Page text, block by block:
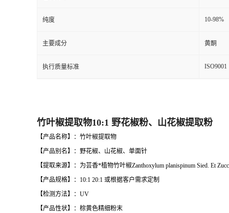
纯度 10-98%
主要成分 黄酮
执行质量标准 ISO9001
竹叶椒提取物10:1 野花椒粉、山花椒提取粉
【产品名称】：竹叶椒提取物
【产品别名】：野花椒、山花椒、单面针
【提取来源】：为芸香*植物竹叶椒Zanthoxylum planispinum Sied. Et
【产品规格】：10:1 20:1 或根据客户需求定制
【检测方法】：UV
【产品性状】：棕黄色精细粉末